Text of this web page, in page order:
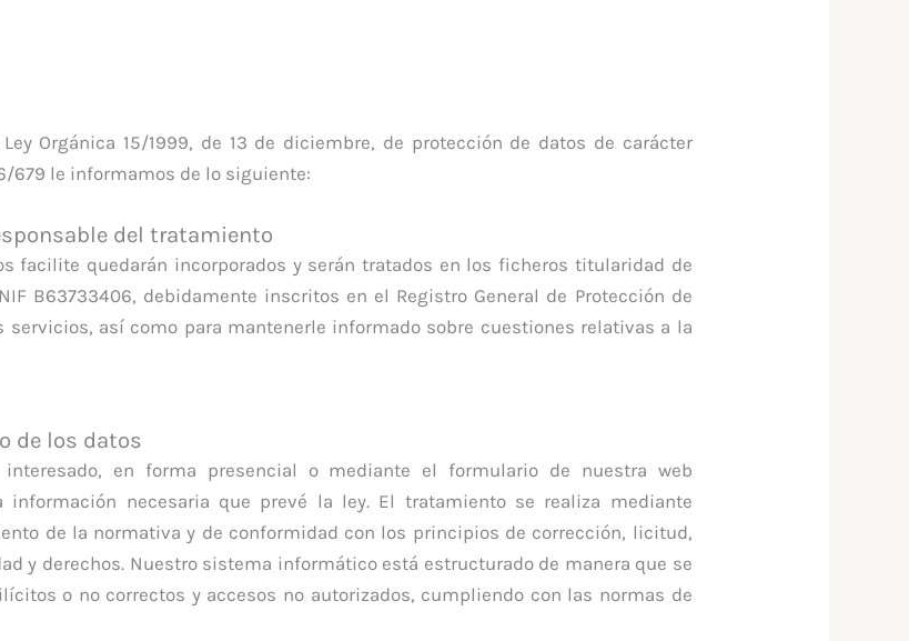
Orgánica 15/1999, de 13 de diciembre, de protección de datos de carácter
679 le informamos de lo siguiente:
del tratamiento
facilite quedarán incorporados y serán tratados en los ficheros titularidad de
NIF B63733406, debidamente inscritos en el Registro General de Protección de
así como para mantenerle informado sobre cuestiones relativas a la
de los datos
en forma presencial o mediante el formulario de nuestra web
necesaria que prevé la ley. El tratamiento se realiza mediante
de la normativa y de conformidad con los principios de corrección, licitud,
y derechos. Nuestro sistema informático está estructurado de manera que se
o no correctos y accesos no autorizados, cumpliendo con las normas de